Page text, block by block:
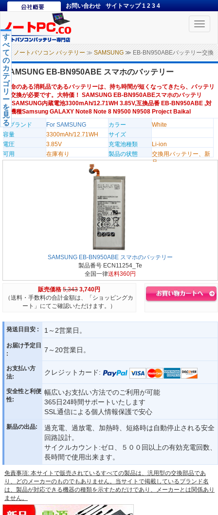
お問い合わせ サイトマップ 1 2 3 4
Toggle
ノートパソコン バッテリー ≫ SAMSUNG ≫ EB-BN950ABEバッテリー交換
す
べ
て
の
カ
テ
ゴ
リ
ー
を
見
る
SAMSUNG EB-BN950ABE スマホのバッテリー
寿命のある消耗品であるバッテリーは、持ち時間が短くなってきたら、バッテリ
ー交換が必要です。大特価！ SAMSUNG EB-BN950ABEスマホのバッテリ
ー,SAMSUNG内蔵電池3300mAh/12.71WH 3.85V,互換品番 EB-BN950ABE ,対
応機種Samsung GALAXY Note8 Note 8 N9500 N9508 Project Baikal
のブランド
For SAMSUNG カラー
White
容量
3300mAh/12.71WH
サイズ
電圧
3.85V 充電池種類
Li-ion
可用
在庫有り 製品の状態
交換用バッテリー、新
品
SAMSUNG EB-BN950ABE スマホのバッテリー
製品番号 ECN11254_Te
全国一律送料360円
販売価格 5,343 3,740円
（送料・手数料の合計金額は、「ショッピングカ
ート」にてご確認いただけます。）
発送日目安 : 1～2営業日。
お届け予定日
:
7～20営業日。
お支払い方
法:
クレジットカード:
安全性と利便
性:
幅広いお支払い方法でのご利用が可能
365日24時間サポートいたします
SSL通信による個人情報保護で安心
新品の出品:
過充電、過放電、加熱時、短絡時は自動停止される安全
回路設計。
サイクルカウント:ゼロ、５００回以上の有効充電回数、
長時間で使用出来ます。
免責事項: 本サイトで販売されているすべての製品は、汎用型の交換部品であ
り、どのメーカーのものでもありません。当サイトで掲載しているブランド名
は、製品が対応できる機器の種類を示すためだけであり、メーカーとは関係あり
ません。